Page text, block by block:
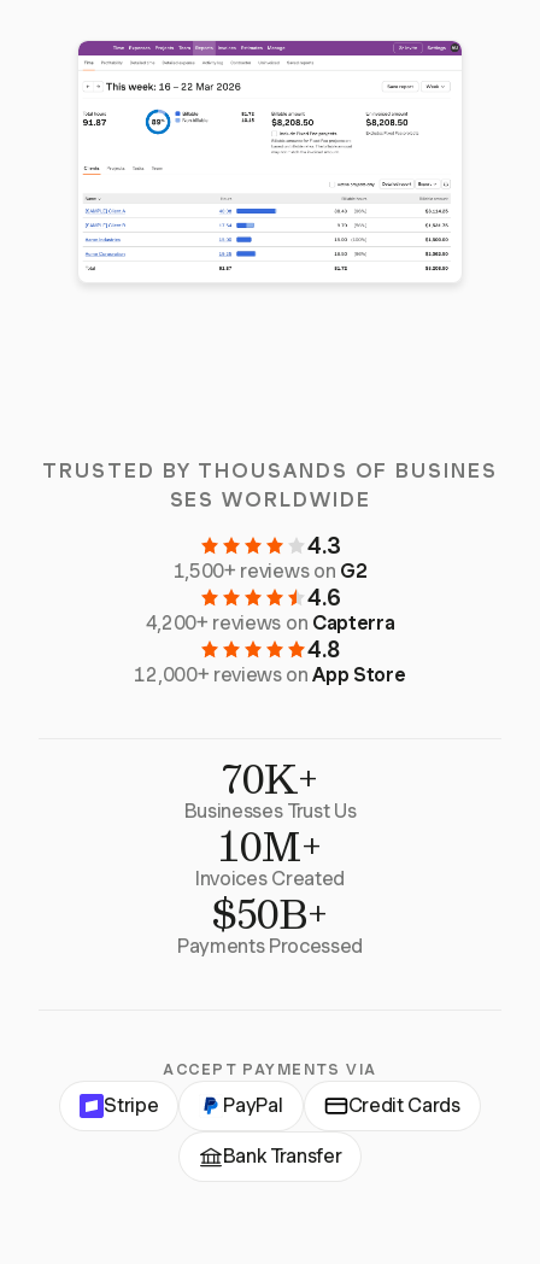
TRUSTED BY THOUSANDS OF BUSINES
SES WORLDWIDE
4.3
1,500+ reviews on G2
4.6
4,200+ reviews on Capterra
4.8
12,000+ reviews onApp Store
70K+
Businesses Trust Us
10M+
Invoices Created
$50B+
Payments Processed
ACCEPT PAYMENTS VIA
Stripe PayPal Credit Cards
Bank Transfer